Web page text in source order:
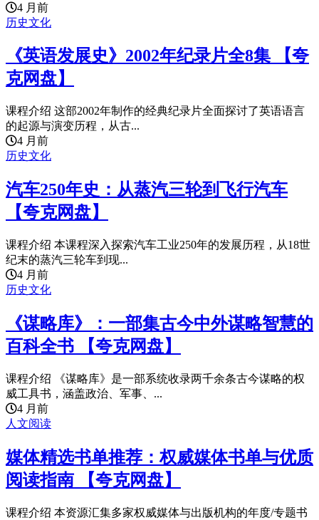
4 月前
历史文化
《英语发展史》2002年纪录片全8集 【夸
克网盘】
课程介绍 这部2002年制作的经典纪录片全面探讨了英语语言
的起源与演变历程，从古...
4 月前
历史文化
汽车250年史：从蒸汽三轮到飞行汽车
【夸克网盘】
课程介绍 本课程深入探索汽车工业250年的发展历程，从18世
纪末的蒸汽三轮车到现...
4 月前
历史文化
《谋略库》：一部集古今中外谋略智慧的
百科全书 【夸克网盘】
课程介绍 《谋略库》是一部系统收录两千余条古今谋略的权
威工具书，涵盖政治、军事、...
4 月前
人文阅读
媒体精选书单推荐：权威媒体书单与优质
阅读指南 【夸克网盘】
课程介绍 本资源汇集多家权威媒体与出版机构的年度/专题书